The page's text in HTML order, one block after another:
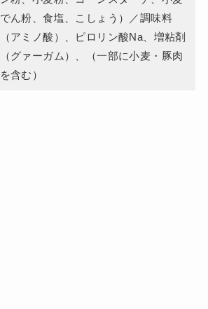
でん粉、食塩、こしょう）／調味料
（アミノ酸）、ピロリン酸Na、増粘剤
（グァーガム）、（一部に小麦・豚肉
を含む）